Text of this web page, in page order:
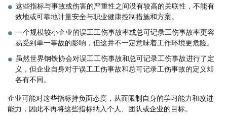
这些指标与事故或伤害的严重性之间没有较高的关联性，不能有
效地或可靠地计量安全与职业健康控制措施和方案。
一个规模较小企业的误工工伤事故率或总可记录工伤事故率更容
易受到单一事故的影响，但这并不一定意味着工作环境更危险。
虽然世界钢铁协会对误工工伤事故和总可记录工伤事故进行了定
义，但企业自身对于误工工伤事故和总可记录工伤事故的定义却
各有不同。
企业可能对这些指标持负面态度，从而限制自身的学习能力和改进
能力，因此不再将这些指标纳入个人、团队或企业的目标。